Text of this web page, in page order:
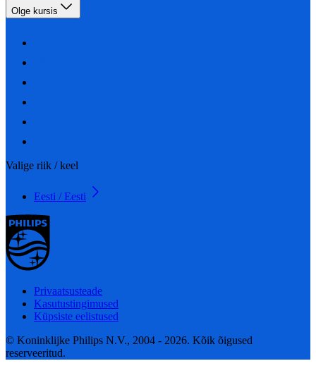
Olge kursis
Valige riik / keel
Eesti / Eesti
Privaatsusteade
Kasutustingimused
Küpsiste eelistused
© Koninklijke Philips N.V., 2004 - 2026. Kõik õigused
reserveeritud.